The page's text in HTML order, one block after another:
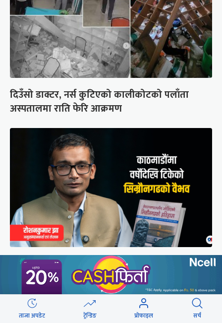
दिउँसो डाक्टर, नर्स कुटिएको कालीकोटको पलाँता
अस्पतालमा राति फेरि आक्रमण
मुगल आक्रमणले तहसनहस सिम्रौनगढको सभ्यता नेपाल
खाल्डोले कसरी जोगायो ?
ताजा अपडेट ट्रेन्डिङ प्रोफाइल सर्च